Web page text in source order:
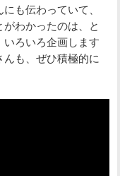
も伝わっていて、
わかったのは、と
ろいろ企画します
も、ぜひ積極的に